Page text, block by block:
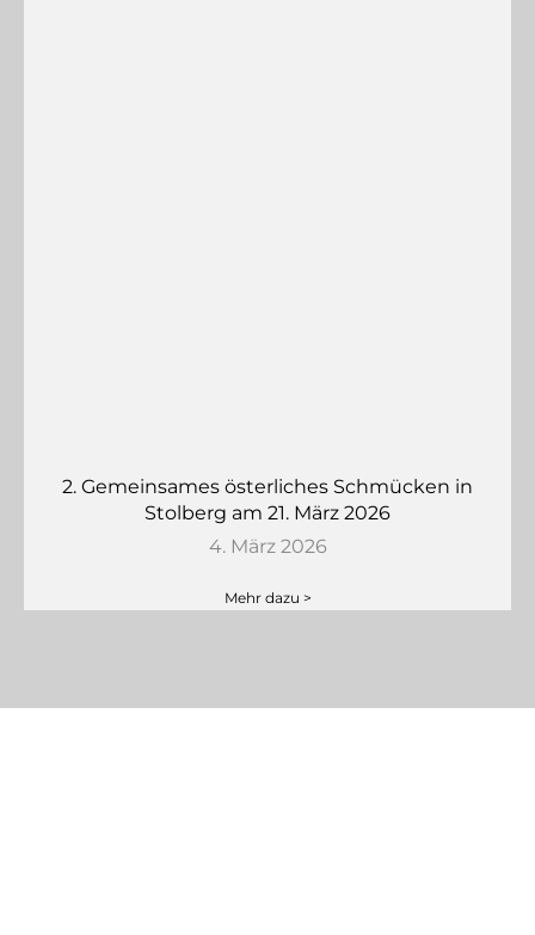
2. Gemeinsames österliches Schmücken in
Stolberg am 21. März 2026
4. März 2026
Mehr dazu >